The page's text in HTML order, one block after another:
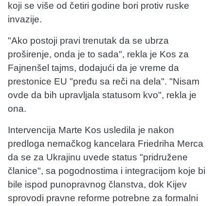
koji se više od četiri godine bori protiv ruske
invazije.
"Ako postoji pravi trenutak da se ubrza
proširenje, onda je to sada", rekla je Kos za
Fajnenšel tajms, dodajući da je vreme da
prestonice EU "pređu sa reči na dela". "Nisam
ovde da bih upravljala statusom kvo", rekla je
ona.
Intervencija Marte Kos usledila je nakon
predloga nemačkog kancelara Friedriha Merca
da se za Ukrajinu uvede status "pridružene
članice", sa pogodnostima i integracijom koje bi
bile ispod punopravnog članstva, dok Kijev
sprovodi pravne reforme potrebne za formalni